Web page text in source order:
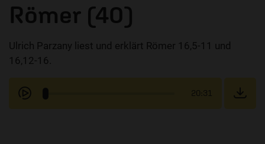
Römer (40)
Ulrich Parzany liest und erklärt Römer 16,5-11 und
16,12-16.
20:31